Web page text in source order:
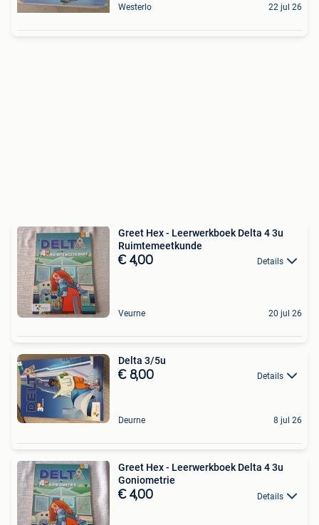
Westerlo 22 jul 26
Greet Hex - Leerwerkboek Delta 4 3u
Ruimtemeetkunde
€ 4,00 Details
Veurne 20 jul 26
Delta 3/5u
€ 8,00 Details
Deurne 8 jul 26
Greet Hex - Leerwerkboek Delta 4 3u
Goniometrie
€ 4,00 Details